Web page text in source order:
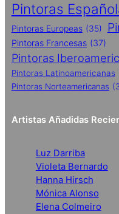
Pintoras
Pintoras Europeas (35)
Pintoras Francesas (37)
Pintoras
Pintoras Latinoamericanas
Pintoras Norteamericanas
Artistas Añadidas
Luz Darriba
Violeta Bernardo
Hanna Hirsch
Mónica Alonso
Elena Colmeiro